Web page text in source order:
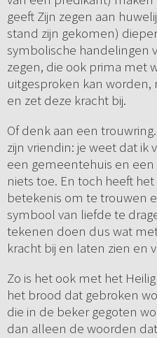
geeft Zijn zegen aan
stand zijn gekomen)
symbolische handelingen
zegen, die ook prima met
uitgesproken kan
en zet deze kracht bij.
Of denk aan een
zijn vriendin: je weet dat ik
een gemeentehuis en
niets toe. En toch heeft
betekenis om te trouwen
symbool van liefde te
tekenen doen dus wat
kracht bij en laten zien en
Zo is het ook met het
het brood dat gebroken
die in de beker gegoten
dan alleen de woorden